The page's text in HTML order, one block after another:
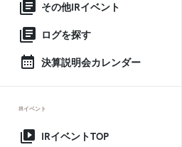
その他IRイベント
ログを探す
決算説明会カレンダー
IRイベント
IRイベントTOP